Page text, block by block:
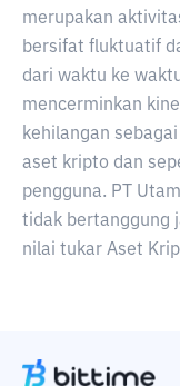
merupakan
bersifat fluktuatif
dari waktu ke
mencerminkan
kehilangan
aset kripto dan
pengguna. PT
tidak bertanggung
nilai tukar Aset